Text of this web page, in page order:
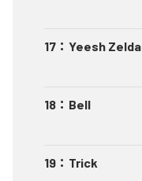
17 ： Yeesh Zelda
18 ： Bell
19 ： Trick